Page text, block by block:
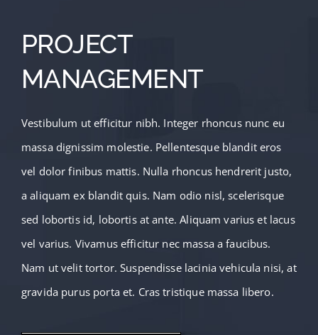
PROJECT
MANAGEMENT
Vestibulum ut efficitur nibh. Integer rhoncus nunc eu
massa dignissim molestie. Pellentesque blandit eros
vel dolor finibus mattis. Nulla rhoncus hendrerit justo,
a aliquam ex blandit quis. Nam odio nisl, scelerisque
sed lobortis id, lobortis at ante. Aliquam varius et lacus
vel varius. Vivamus efficitur nec massa a faucibus.
Nam ut velit tortor. Suspendisse lacinia vehicula nisi, at
gravida purus porta et. Cras tristique massa libero.